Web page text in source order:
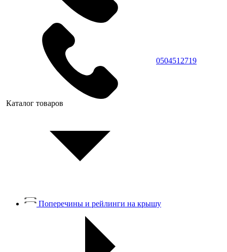
0504512719
Каталог товаров
Поперечины и рейлинги на крышу